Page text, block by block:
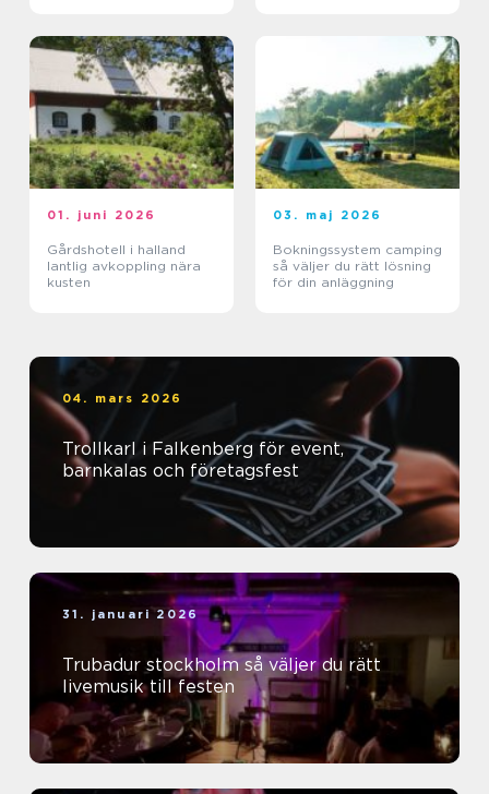
01. juni 2026
Gårdshotell i halland
lantlig avkoppling nära
kusten
03. maj 2026
Bokningssystem camping
så väljer du rätt lösning
för din anläggning
04. mars 2026
Trollkarl i Falkenberg för event,
barnkalas och företagsfest
31. januari 2026
Trubadur stockholm så väljer du rätt
livemusik till festen